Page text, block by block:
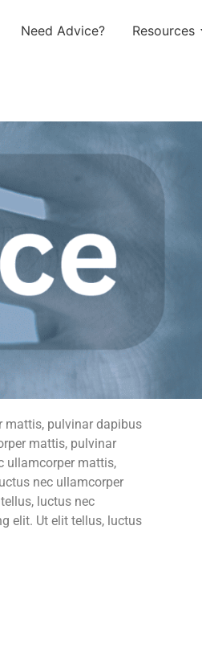
Need Advice? Resources
mattis, pulvinar dapibus
mattis, pulvinar
ullamcorper mattis,
nec ullamcorper
luctus nec
elit. Ut elit tellus, luctus